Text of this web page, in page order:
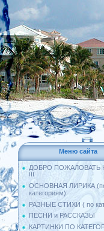
Меню сайта
ДОБРО ПОЖАЛОВАТЬ
!!!
ОСНОВНАЯ ЛИРИКА
категориям)
РАЗНЫЕ СТИХИ ( по
ПЕСНИ и РАССКАЗЫ
КАРТИНКИ ПО